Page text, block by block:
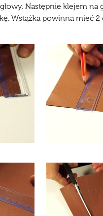
Następnie klejem na
Wstążka powinna mieć 2